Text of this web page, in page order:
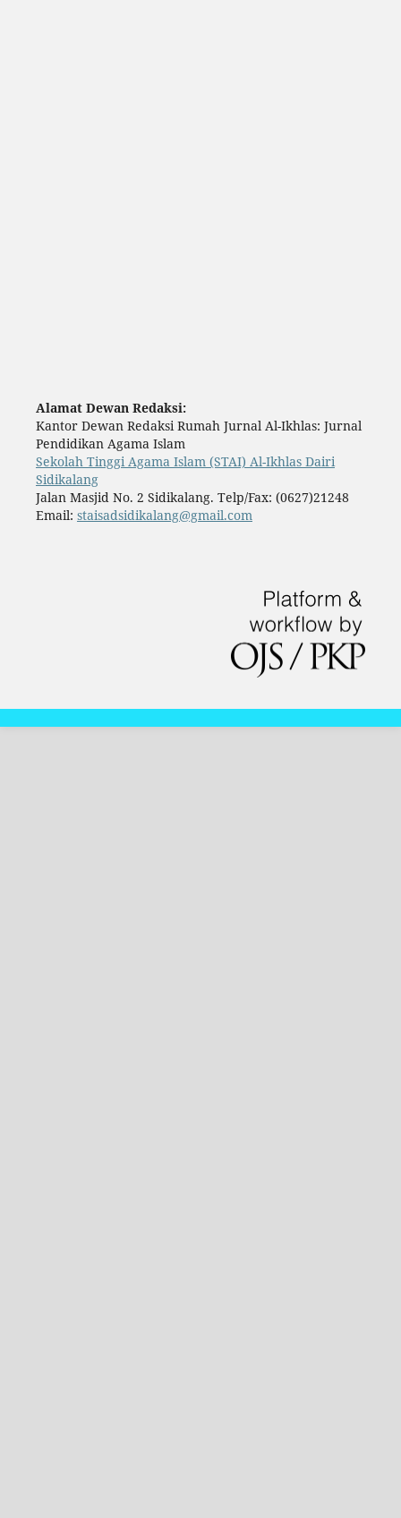
Alamat Dewan Redaksi:
Kantor Dewan Redaksi Rumah Jurnal Al-Ikhlas: Jurnal
Pendidikan Agama Islam
Sekolah Tinggi Agama Islam (STAI) Al-Ikhlas Dairi
Sidikalang
Jalan Masjid No. 2 Sidikalang. Telp/Fax: (0627)21248
Email: staisadsidikalang@gmail.com